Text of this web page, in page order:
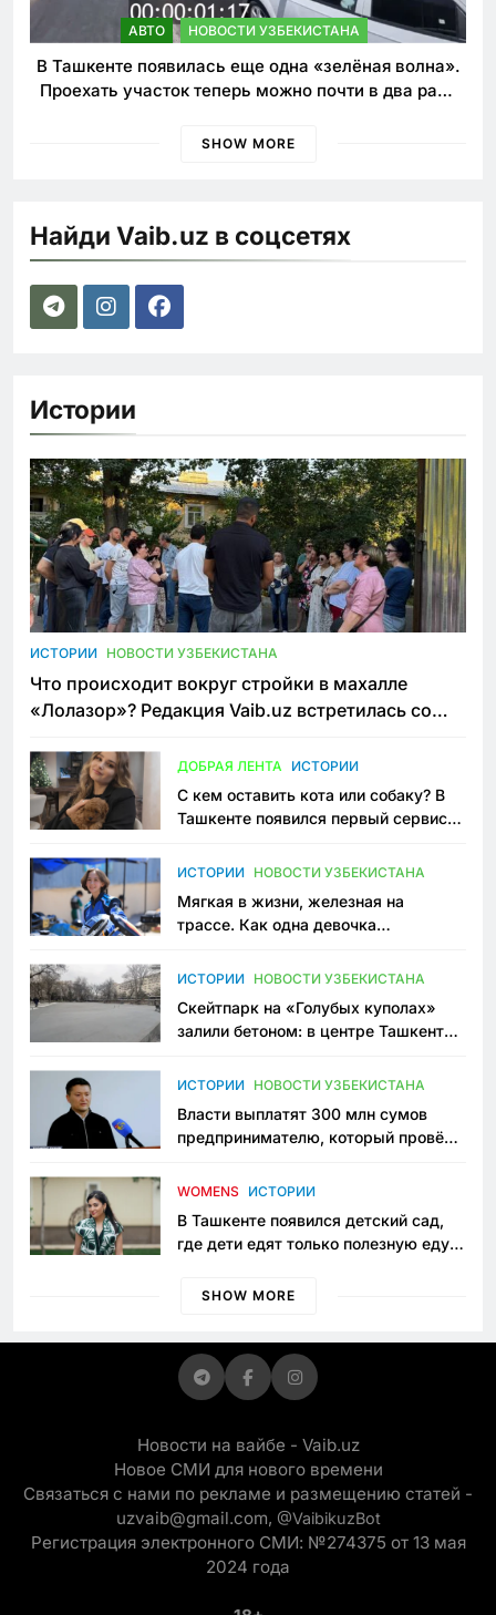
АВТО НОВОСТИ УЗБЕКИСТАНА
В Ташкенте появилась еще одна «зелёная волна».
Проехать участок теперь можно почти в два раза
SHOW MORE
Найди Vaib.uz в соцсетях
Истории
ИСТОРИИ НОВОСТИ УЗБЕКИСТАНА
Что происходит вокруг стройки в махалле
«Лолазор»? Редакция Vaib.uz встретилась со
ДОБРАЯ ЛЕНТА ИСТОРИИ
С кем оставить кота или собаку? В
Ташкенте появился первый сервис
ИСТОРИИ НОВОСТИ УЗБЕКИСТАНА
Мягкая в жизни, железная на
трассе. Как одна девочка
Узбекистане
ИСТОРИИ НОВОСТИ УЗБЕКИСТАНА
Скейтпарк на «Голубых куполах»
залили бетоном: в центре Ташкента
пространство
ИСТОРИИ НОВОСТИ УЗБЕКИСТАНА
Власти выплатят 300 млн сумов
предпринимателю, который провёл
приговору
WOMENS ИСТОРИИ
В Ташкенте появился детский сад,
где дети едят только полезную еду.
просить «кашу без сахара»
SHOW MORE
Новости на вайбе - Vaib.uz
Новое СМИ для нового времени
Связаться с нами по рекламе и размещению статей -
uzvaib@gmail.com, @VaibikuzBot
Регистрация электронного СМИ: №274375 от 13 мая
2024 года